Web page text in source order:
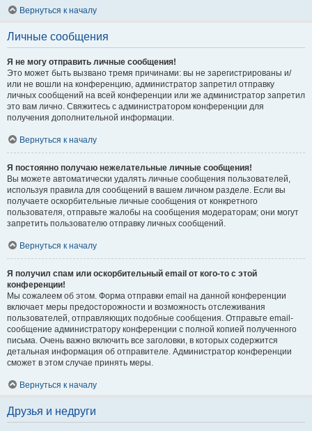
Вернуться к началу
Личные сообщения
Я не могу отправить личные сообщения!
Это может быть вызвано тремя причинами: вы не зарегистрированы и/
или не вошли на конференцию, администратор запретил отправку
личных сообщений на всей конференции или же администратор запретил
это вам лично. Свяжитесь с администратором конференции для
получения дополнительной информации.
Вернуться к началу
Я постоянно получаю нежелательные личные сообщения!
Вы можете автоматически удалять личные сообщения пользователей,
используя правила для сообщений в вашем личном разделе. Если вы
получаете оскорбительные личные сообщения от конкретного
пользователя, отправьте жалобы на сообщения модераторам; они могут
запретить пользователю отправку личных сообщений.
Вернуться к началу
Я получил спам или оскорбительный email от кого-то с этой
конференции!
Мы сожалеем об этом. Форма отправки email на данной конференции
включает меры предосторожности и возможность отслеживания
пользователей, отправляющих подобные сообщения. Отправьте email-
сообщение администратору конференции с полной копией полученного
письма. Очень важно включить все заголовки, в которых содержится
детальная информация об отправителе. Администратор конференции
сможет в этом случае принять меры.
Вернуться к началу
Друзья и недруги